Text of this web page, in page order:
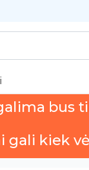
bus
kiek